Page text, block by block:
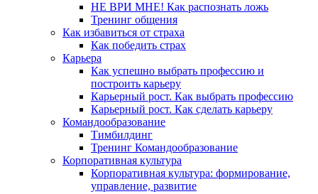
НЕ ВРИ МНЕ! Как распознать ложь
Тренинг общения
Как избавиться от страха
Как победить страх
Карьера
Как успешно выбрать профессию и
построить карьеру
Карьерный рост. Как выбрать профессию
Карьерный рост. Как сделать карьеру
Командообразование
Тимбилдинг
Тренинг Командообразование
Корпоративная культура
Корпоративная культура: формирование,
управление, развитие